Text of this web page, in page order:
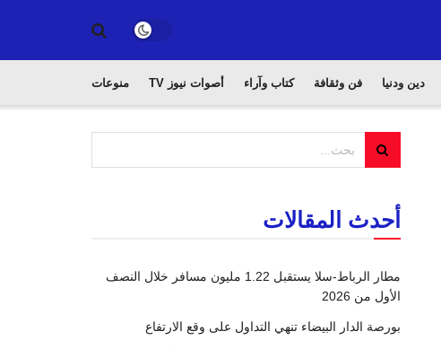
دين ودنيا فن وثقافة كتاب وآراء أصوات نيوز TV منوعات
أحدث المقالات
مطار الرباط-سلا يستقبل 1.22 مليون مسافر خلال النصف
الأول من 2026
بورصة الدار البيضاء تنهي التداول على وقع الارتفاع